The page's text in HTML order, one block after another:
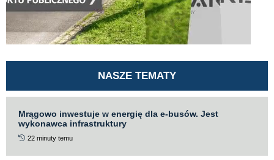
NASZE TEMATY
Mrągowo inwestuje w energię dla e-busów. Jest
wykonawca infrastruktury
22 minuty temu